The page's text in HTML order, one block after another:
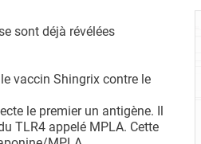
sont déjà révélées
vaccin Shingrix contre le
le premier un antigène. Il
TLR4 appelé MPLA. Cette